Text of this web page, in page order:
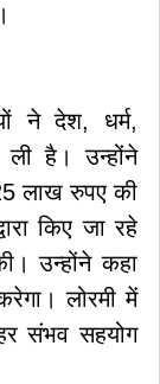
ने देश, धर्म,
है। उन्होंने
लाख रुपए की
किए जा रहे
उन्होंने कहा
लोरमी में
संभव सहयोग